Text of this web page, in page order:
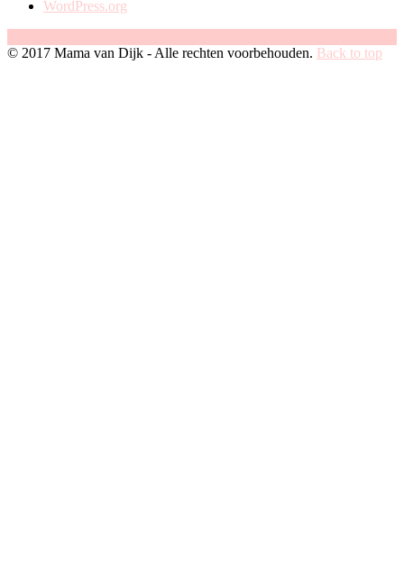
WordPress.org
© 2017 Mama van Dijk - Alle rechten voorbehouden. Back to top